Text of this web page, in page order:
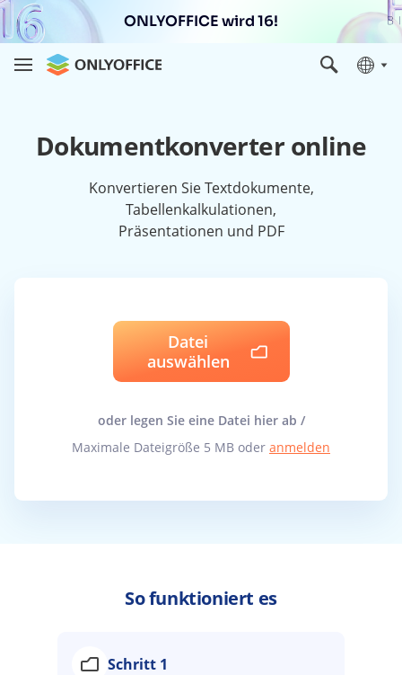
ONLYOFFICE wird 16!
Dokumentkonverter online
Konvertieren Sie Textdokumente,
Tabellenkalkulationen,
Präsentationen und PDF
Datei
auswählen
oder legen Sie eine Datei hier ab /
Maximale Dateigröße 5 MB oder anmelden
So funktioniert es
Schritt 1